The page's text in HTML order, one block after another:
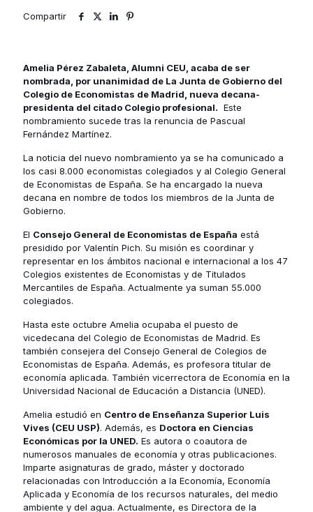
Compartir
Amelia Pérez Zabaleta, Alumni CEU , acaba de ser
nombrada, por unanimidad de La Junta de Gobierno del
Colegio de Economistas de Madrid nueva decana-
presidenta del citado Colegio profesional. Este
nombramiento sucede tras la renuncia de Pascual
Fernández Martínez.
La noticia del nuevo nombramiento ya se ha comunicado a
los casi 8.000 economistas colegiados y al Colegio General
de Economistas de España. Se ha encargado la nueva
decana en nombre de todos los miembros de la Junta de
Gobierno.
El Consejo General de Economistas de España está
presidido por Valentín Pich. Su misión es coordinar y
representar en los ámbitos nacional e internacional a los 47
Colegios existentes de Economistas y de Titulados
Mercantiles de España. Actualmente ya suman 55.000
colegiados.
Hasta este octubre Amelia ocupaba el puesto de
vicedecana del Colegio de Economistas de Madrid. Es
también consejera del Consejo General de Colegios de
Economistas de España. Además, es profesora titular de
economía aplicada. También vicerrectora de Economía en la
Universidad Nacional de Educación a Distancia (UNED).
Amelia estudió en Centro de Enseñanza Superior Luis
Vives (CEU USP). Además, es Doctora en Ciencias
Económicas por la UNED. Es autora o coautora de
numerosos manuales de economía y otras publicaciones.
Imparte asignaturas de grado, máster y doctorado
relacionadas con Introducción a la Economía, Economía
Aplicada y Economía de los recursos naturales, del medio
ambiente y del agua. Actualmente, es Directora de la